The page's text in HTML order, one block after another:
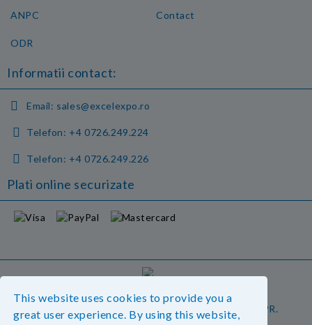
This website uses cookies to provide you a
great user experience. By using this website,
ANPC
ODR
Contact
Informatii contact:
Email: sales@excelexpo.ro
Telefon: +4 0726.249.224
Telefon: +4 0726.249.226
Plati online securizate
Magazinul nostru respecta 100% prevederile GDPR.